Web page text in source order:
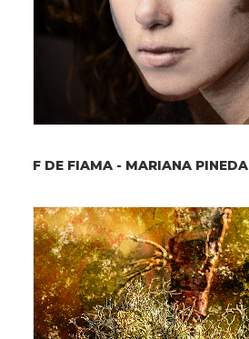
F DE FIAMA - MARIANA PINEDA